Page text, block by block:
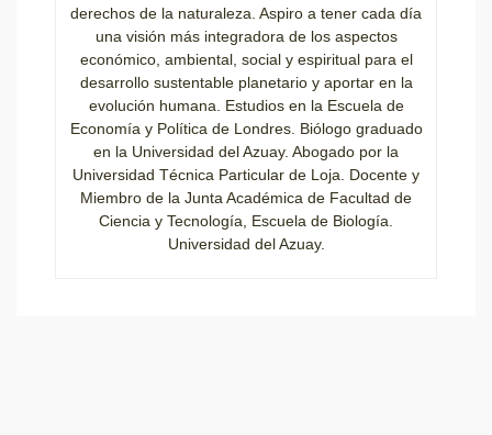
derechos de la naturaleza. Aspiro a tener cada día
una visión más integradora de los aspectos
económico, ambiental, social y espiritual para el
desarrollo sustentable planetario y aportar en la
evolución humana. Estudios en la Escuela de
Economía y Política de Londres. Biólogo graduado
en la Universidad del Azuay. Abogado por la
Universidad Técnica Particular de Loja. Docente y
Miembro de la Junta Académica de Facultad de
Ciencia y Tecnología, Escuela de Biología.
Universidad del Azuay.